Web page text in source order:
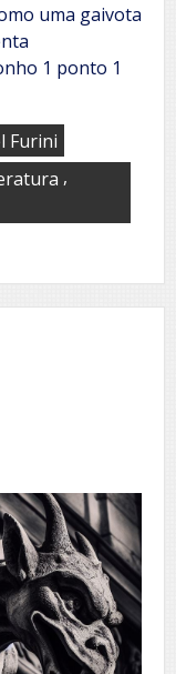
uma gaivota
1 ponto 1
Furini
,